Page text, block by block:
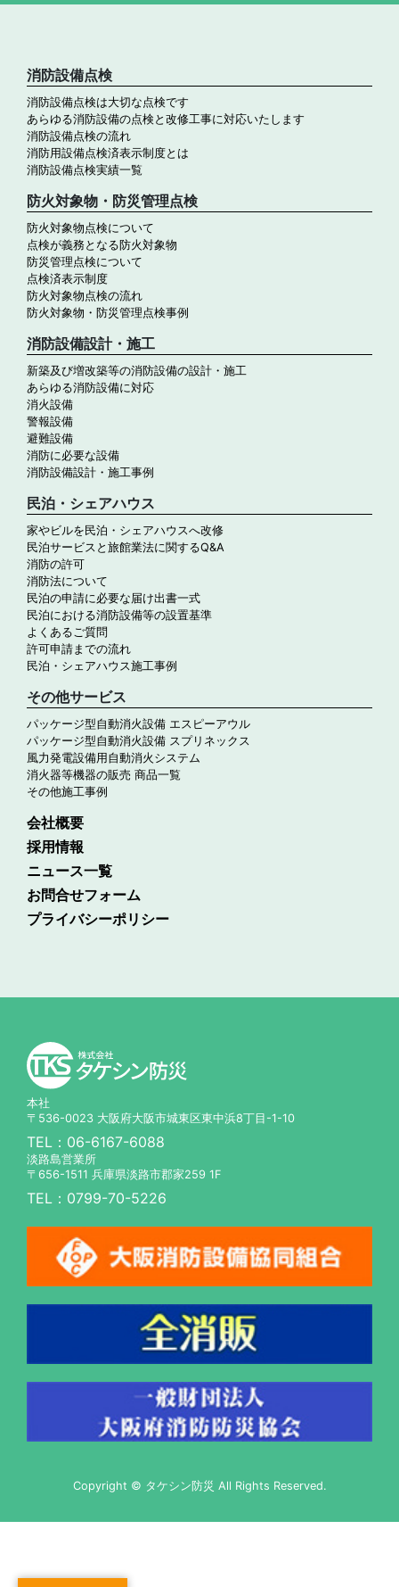
消防設備点検
消防設備点検は大切な点検です
あらゆる消防設備の点検と改修工事に対応いたします
消防設備点検の流れ
消防用設備点検済表示制度とは
消防設備点検実績一覧
防火対象物・防災管理点検
防火対象物点検について
点検が義務となる防火対象物
防災管理点検について
点検済表示制度
防火対象物点検の流れ
防火対象物・防災管理点検事例
消防設備設計・施工
新築及び増改築等の消防設備の設計・施工
あらゆる消防設備に対応
消火設備
警報設備
避難設備
消防に必要な設備
消防設備設計・施工事例
民泊・シェアハウス
家やビルを民泊・シェアハウスへ改修
民泊サービスと旅館業法に関するQ&A
消防の許可
消防法について
民泊の申請に必要な届け出書一式
民泊における消防設備等の設置基準
よくあるご質問
許可申請までの流れ
民泊・シェアハウス施工事例
その他サービス
パッケージ型自動消火設備 エスピーアウル
パッケージ型自動消火設備 スプリネックス
風力発電設備用自動消火システム
消火器等機器の販売 商品一覧
その他施工事例
会社概要
採用情報
ニュース一覧
お問合せフォーム
プライバシーポリシー
本社
〒536-0023 大阪府大阪市城東区東中浜8丁目-1-10
TEL： 06-6167-6088
淡路島営業所
〒656-1511 兵庫県淡路市郡家259 1F
TEL： 0799-70-5226
Copyright © タケシン防災 All Rights Reserved.